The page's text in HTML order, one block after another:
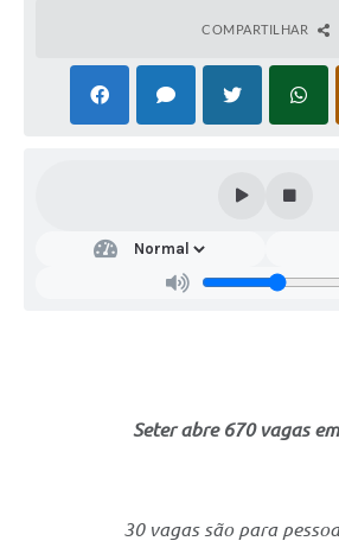
COMPARTILHAR
Seter abre 670 vagas em
30 vagas são para pessoas